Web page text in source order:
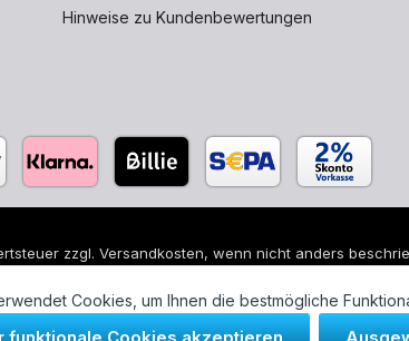
Hinweise zu Kundenbewertungen
zzgl. Versandkosten, wenn nicht anders
Cookies, um Ihnen die bestmögliche